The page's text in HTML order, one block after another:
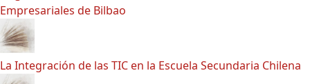
Empresariales de Bilbao
La Integración de las TIC en la Escuela Secundaria Chilena